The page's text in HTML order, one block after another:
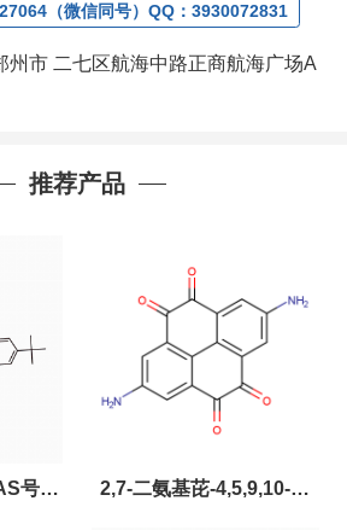
（微信同号）QQ：3930072831
州市 二七区航海中路正商航海广场A
推荐产品
2,7-二氨基芘-4,5,9,10-四